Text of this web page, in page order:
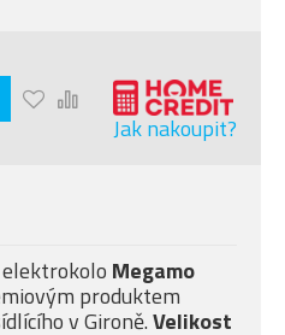
Jak nakoupit?
Megamo
produktem
v Gironě.Velikost